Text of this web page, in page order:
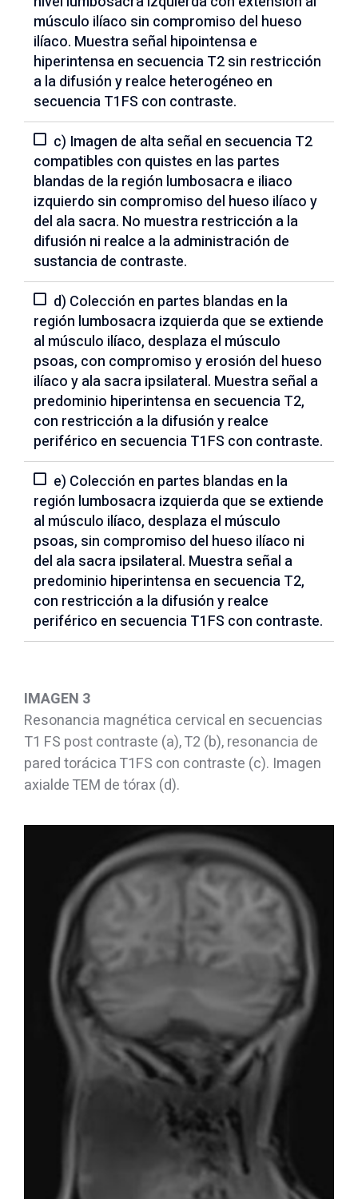
músculo ilíaco sin compromiso del hueso
ilíaco. Muestra señal hipointensa e
hiperintensa en secuencia T2 sin restricción
a la difusión y realce heterogéneo en
secuencia T1FS con contraste.
c) Imagen de alta señal en secuencia T2
compatibles con quistes en las partes
blandas de la región lumbosacra e iliaco
izquierdo sin compromiso del hueso ilíaco y
del ala sacra. No muestra restricción a la
difusión ni realce a la administración de
sustancia de contraste.
d) Colección en partes blandas en la
región lumbosacra izquierda que se extiende
al músculo ilíaco, desplaza el músculo
psoas, con compromiso y erosión del hueso
ilíaco y ala sacra ipsilateral. Muestra señal a
predominio hiperintensa en secuencia T2,
con restricción a la difusión y realce
periférico en secuencia T1FS con contraste.
e) Colección en partes blandas en la
región lumbosacra izquierda que se extiende
al músculo ilíaco, desplaza el músculo
psoas, sin compromiso del hueso ilíaco ni
del ala sacra ipsilateral. Muestra señal a
predominio hiperintensa en secuencia T2,
con restricción a la difusión y realce
periférico en secuencia T1FS con contraste.
IMAGEN 3
Resonancia magnética cervical en secuencias
T1 FS post contraste (a), T2 (b), resonancia de
pared torácica T1FS con contraste (c). Imagen
axialde TEM de tórax (d).